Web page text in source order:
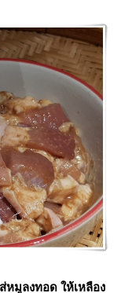
หมูลงทอด ให้เหลือง